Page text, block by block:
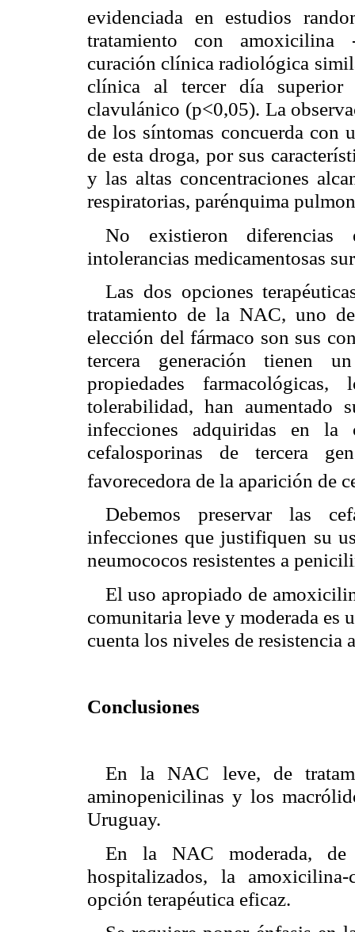
evidenciada en estudios
tratamiento con amoxicilina
curación clínica radiológica
clínica al tercer día
clavulánico (p<0,05). La
de los síntomas concuerda con
de esta droga, por sus
y las altas concentraciones
respiratorias, parénquima
No existieron diferencias
intolerancias medicamentosas
Las dos opciones
tratamiento de la NAC, uno
elección del fármaco son sus
tercera generación tienen
propiedades
tolerabilidad, han aumentado
infecciones adquiridas en la
cefalosporinas de tercera
favorecedora de la aparición de
Debemos preservar las
infecciones que justifiquen su
neumococos resistentes a
El uso apropiado de
comunitaria leve y moderada es
cuenta los niveles de resistencia
Conclusiones
En la NAC leve, de
aminopenicilinas y los
Uruguay.
En la NAC moderada, de
hospitalizados, la
opción terapéutica eficaz.